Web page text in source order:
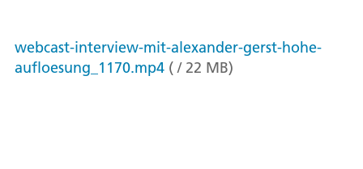
webcast-interview-mit-alexander-gerst-hohe-
aufloesung_1170.mp4 ( / 22 MB)